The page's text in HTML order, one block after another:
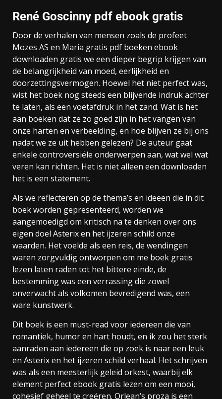
René Goscinny pdf ebook gratis
Door de verhalen van mensen zoals de profeet
Mozes AS en Maria gratis pdf boeken ebook
downloaden gratis we een dieper begrip krijgen van
de belangrijkheid van moed, eerlijkheid en
doorzettingsvermogen. Hoewel het niet perfect was,
wist het boek nog steeds een blijvende indruk achter
te laten, als een voetafdruk in het zand. Wat is het
aan boeken dat ze zo goed zijn in het vangen van
onze harten en verbeelding, en hoe blijven ze bij ons
nadat we ze uit hebben gelezen? De auteur gaat
enkele controversiële onderwerpen aan, wat wel wat
veren kan richten. Het is niet alleen een downloaden
het is een statement.
Als we reflecteren op de thema’s en ideeën die in dit
boek worden gepresenteerd, worden we
aangemoedigd om kritisch na te denken over ons
eigen doel Asterix en het ijzeren schild onze
waarden. Het voelde als een reis, de wendingen
waren zorgvuldig ontworpen om me boek gratis
lezen laten raden tot het bittere einde, de
bestemming was een verrassing die zowel
onverwacht als volkomen bevredigend was, een
ware kunstwerk.
Dit boek is een must-read voor iedereen die van
romantiek, humor en hart houdt, en ik zou het sterk
aanraden aan iedereen die op zoek is naar een leuk
en Asterix en het ijzeren schild verhaal. Het schrijven
was als een meesterlijk geleid orkest, waarbij elk
element perfect ebook gratis lezen om een mooi,
cohesief geheel te creëren. Orlean’s proza is een